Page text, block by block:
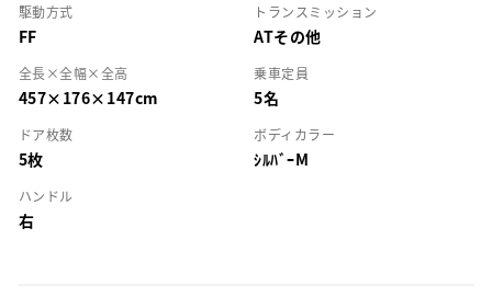
駆動方式
FF
トランスミッション
ATその他
全長×全幅×全高
457×176×147cm
乗車定員
5名
ドア枚数
5枚
ボディカラー
ｼﾙﾊﾞｰM
ハンドル
右